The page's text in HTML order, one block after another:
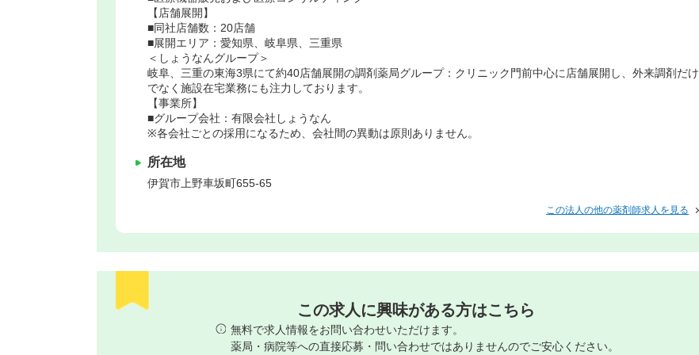
【店舗展開】
■同社店舗数：20店舗
■展開エリア：愛知県、岐阜県、三重県
＜しょうなんグループ＞
岐阜、三重の東海3県にて約40店舗展開の調剤薬局グループ：クリニック門前中心に店舗展開し、外来調剤だけ
でなく施設在宅業務にも注力しております。
【事業所】
■グループ会社：有限会社しょうなん
※各会社ごとの採用になるため、会社間の異動は原則ありません。
所在地
伊賀市 上野車坂町655-65
この法人の他の薬剤師求人を見る
この求人に興味がある方はこちら
無料で求人情報をお問い合わせいただけます。
薬局・病院等への直接応募・問い合わせではありませんのでご安心ください。